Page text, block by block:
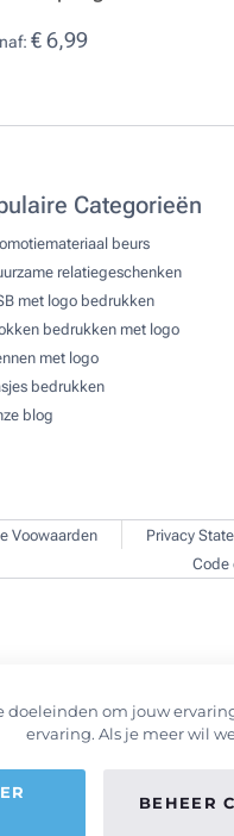
€ 6,99
Categorieën
beurs
relatiegeschenken
met logo bedrukken
bedrukken met logo
met logo
bedrukken
blog
Voowaarden Privacy
Code
om jouw
ervaring. Als je meer wil
BEHEER